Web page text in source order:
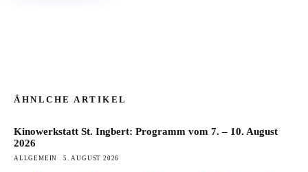
ÄHNLCHE ARTIKEL
Kinowerkstatt St. Ingbert: Programm vom 7. – 10. August
2026
ALLGEMEIN 5. AUGUST 2026